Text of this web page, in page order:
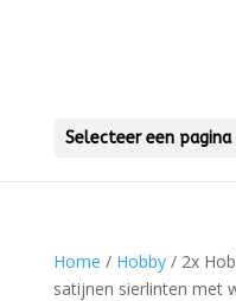
Selecteer een pagina
Home / Hobby/ 2x
satijnen sierlinten met